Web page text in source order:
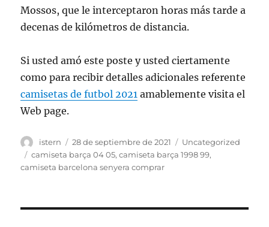
Mossos, que le interceptaron horas más tarde a
decenas de kilómetros de distancia.
Si usted amó este poste y usted ciertamente
como para recibir detalles adicionales referente
camisetas de futbol 2021 amablemente visita el
Web page.
Autor
istern
Publicado
el
28 de septiembre de 2021 Categorías
Uncategorized
Etiquetas
camiseta barça 04 05,camiseta barça 1998 99,
camiseta barcelona senyera comprar